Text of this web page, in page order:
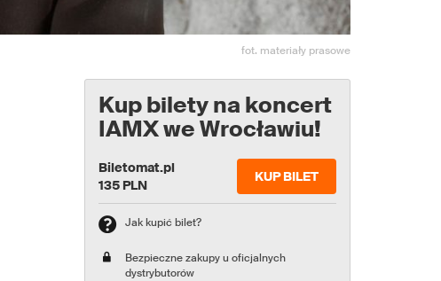
fot. materiały prasowe
Kup bilety na koncert
IAMX we Wrocławiu!
Biletomat.pl
135 PLN
KUP BILET
Jak kupić bilet?
Bezpieczne zakupy u oficjalnych
dystrybutorów